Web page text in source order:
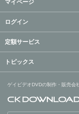
マイページ
ログイン
定額サービス
トピックス
ゲイビデオDVDの制作・販売会